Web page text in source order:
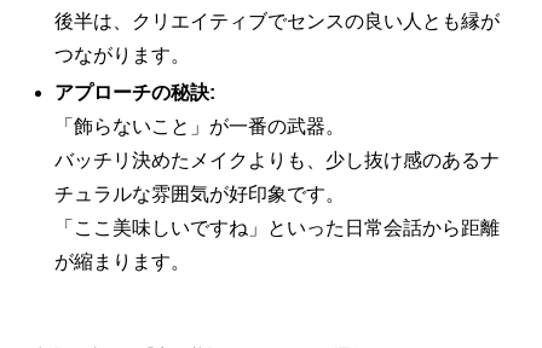
後半は、クリエイティブでセンスの良い人とも縁が
つながります。
アプローチの秘訣:
「飾らないこと」が一番の武器。
バッチリ決めたメイクよりも、少し抜け感のあるナ
チュラルな雰囲気が好印象です。
「ここ美味しいですね」といった日常会話から距離
が縮まります。